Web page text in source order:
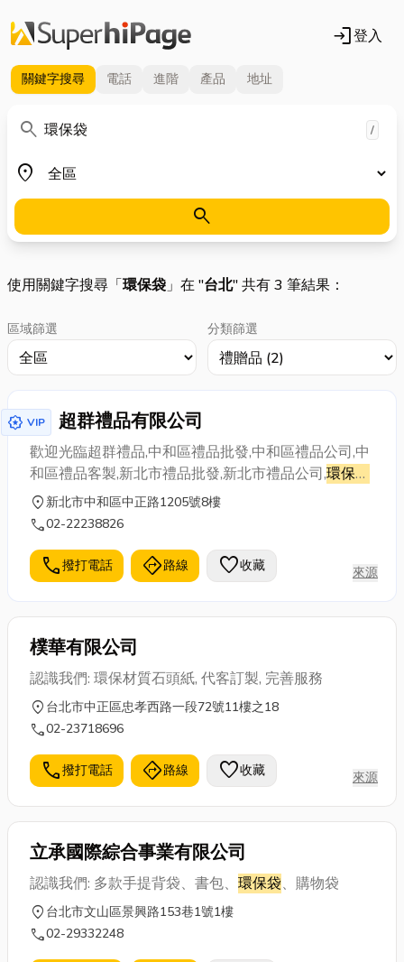
login登入
關鍵字搜尋 電話 進階 產品 地址
search
關鍵字 /
place
地區
search
使用關鍵字搜尋「環保袋」在 "台北" 共有 3 筆結果：
區域篩選 分類篩選
award_star VIP 超群禮品有限公司
歡迎光臨超群禮品,中和區禮品批發,中和區禮品公司,中
和區禮品客製,新北市禮品批發,新北市禮品公司,環保袋
書包客製,板橋區禮贈品公司,台北市禮品公司,不織布帆
布袋客製,造型筆批發,保溫瓶客製,保溫袋客製,
商,壓克力御守客製,御守訂製, 客製化御守,‎專業客製化
御守,御守 | 客製化禮品,女中御守，御守訂做客製化, 御
製化……等等專屬於您的開
location_on新北市中和區中正路1205號8樓
call02-22238826
call撥打電話 directions路線 favorite收藏 來源
樸華有限公司
認識我們: 環保材質石頭紙, 代客訂製, 完善服務
location_on 台北市中正區忠孝西路一段72號11樓之18
call02-23718696
call撥打電話 directions路線 favorite收藏 來源
立承國際綜合事業有限公司
認識我們: 多款手提背袋、書包、 環保袋、購物袋
location_on 台北市文山區景興路153巷1號1樓
call02-29332248